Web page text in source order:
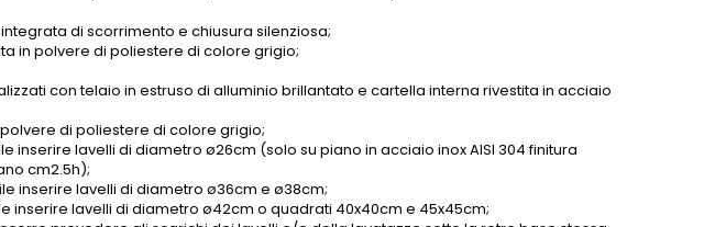
di scorrimento e chiusura silenziosa;
in polvere di poliestere di colore grigio;
con telaio in estruso di alluminio brillantato e cartella interna rivestita in acciaio
di poliestere di colore grigio;
inserire lavelli di diametro ø26cm (solo su piano in acciaio inox AISI 304 finitura
cm2.5h);
inserire lavelli di diametro ø36cm e ø38cm;
inserire lavelli di diametro ø42cm o quadrati 40x40cm e 45x45cm;